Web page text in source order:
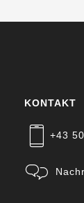
KONTAKT
+43